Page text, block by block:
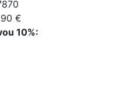
€
10%: